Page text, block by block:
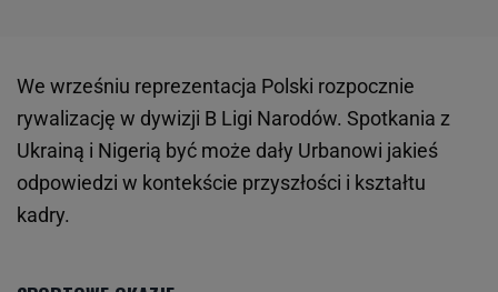
We wrześniu reprezentacja Polski rozpocznie
rywalizację w dywizji B Ligi Narodów. Spotkania z
Ukrainą i Nigerią być może dały Urbanowi jakieś
odpowiedzi w kontekście przyszłości i kształtu
kadry.